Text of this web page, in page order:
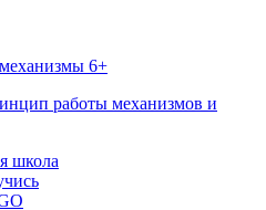
6+
работы механизмов и